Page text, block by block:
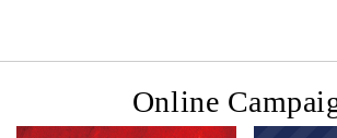
Online